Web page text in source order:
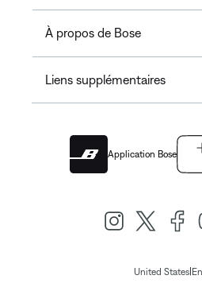
À propos de Bose
Liens supplémentaires
Application Bose
United States|